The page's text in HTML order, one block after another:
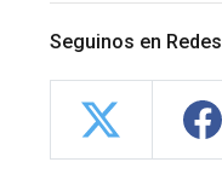
Seguinos en Redes